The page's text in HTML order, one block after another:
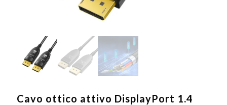
Cavo ottico attivo DisplayPort 1.4